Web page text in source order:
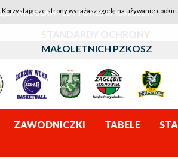
WROCŁAW - LOTTO AZS UMCS LUBLIN
STANDARDY OCHRONY
MAŁOLETNICH PZKOSZ
ZAWODNICZKI TABELE
ze strony wyrażasz zgodę na używanie